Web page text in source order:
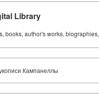
Library
books, author's works,
Кампанеллы